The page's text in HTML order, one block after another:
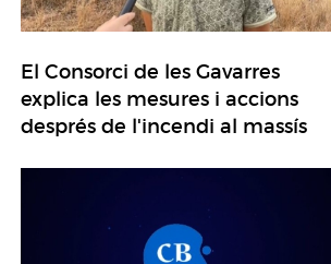
El Consorci de les Gavarres
explica les mesures i accions
després de l'incendi al massís